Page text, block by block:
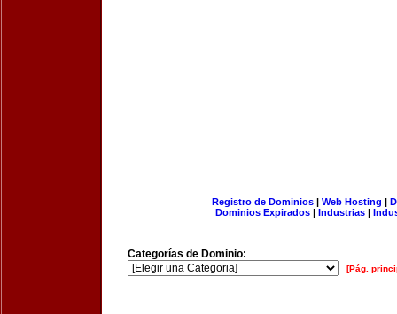
Registro de Dominios| Web Hosting |
Dominios Expirados | Industrias |
Categorías de Dominio:
[Pág.